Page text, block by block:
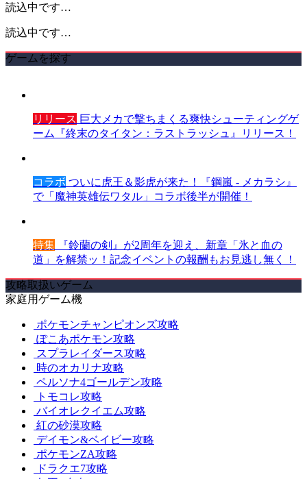
読込中です…
読込中です…
ゲームを探す
リリース 巨大メカで撃ちまくる爽快シューティングゲ
ーム『終末のタイタン：ラストラッシュ』リリース！
コラボ ついに虎王＆影虎が来た！『鋼嵐 - メカラシ』
で「魔神英雄伝ワタル」コラボ後半が開催！
特集 『鈴蘭の剣』が2周年を迎え、新章「氷と血の
道」を解禁ッ！記念イベントの報酬もお見逃し無く！
攻略取扱いゲーム
家庭用ゲーム機
ポケモンチャンピオンズ攻略
ぽこあポケモン攻略
スプラレイダース攻略
時のオカリナ攻略
ペルソナ4ゴールデン攻略
トモコレ攻略
バイオレクイエム攻略
紅の砂漠攻略
デイモン&ベイビー攻略
ポケモンZA攻略
ドラクエ7攻略